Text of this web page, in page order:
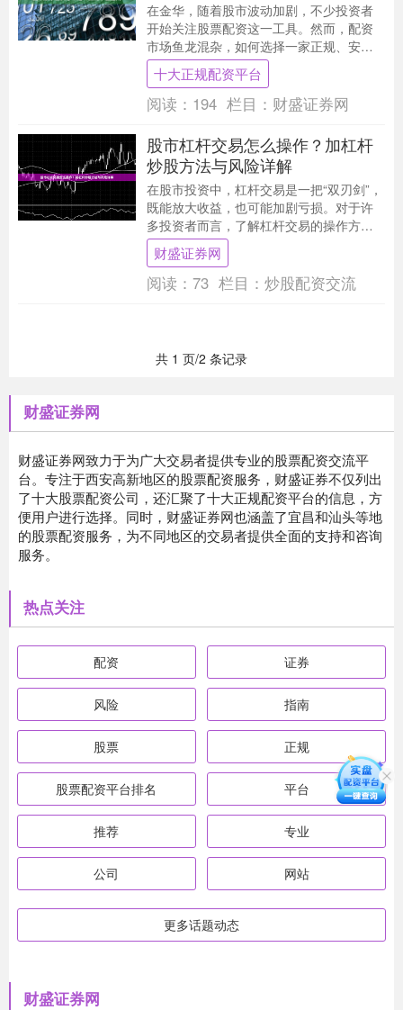
在金华，随着股市波动加剧，不少投资者
开始关注股票配资这一工具。然而，配资
市场鱼龙混杂，如何选择一家正规、安全
的配资平台，成为许多金华股民的核心关
切。本文将从资质....
十大正规配资平台
阅读： 194 栏目： 财盛证券网
股市杠杆交易怎么操作？加杠杆
炒股方法与风险详解
在股市投资中，杠杆交易是一把“双刃剑”，
既能放大收益，也可能加剧亏损。对于许
多投资者而言，了解杠杆交易的操作方法
与潜在风险至关重要。本文将详细解析股
市杠杆交易的....
财盛证券网
阅读： 73 栏目： 炒股配资交流
共 1 页/2 条记录
财盛证券网
财盛证券网致力于为广大交易者提供专业的股票配资交流平
台。专注于西安高新地区的股票配资服务，财盛证券不仅列出
了十大股票配资公司，还汇聚了十大正规配资平台的信息，方
便用户进行选择。同时，财盛证券网也涵盖了宜昌和汕头等地
的股票配资服务，为不同地区的交易者提供全面的支持和咨询
服务。
热点关注
配资 证券
风险 指南
股票 正规
股票配资平台排名 平台
推荐 专业
公司 网站
更多话题动态
财盛证券网